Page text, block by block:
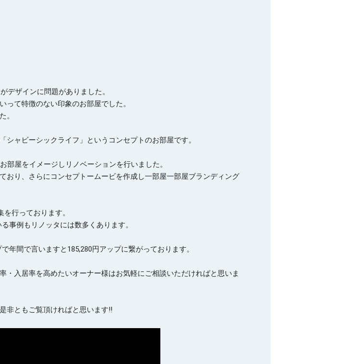
デザインに問題がありました。
って特徴のない印象のお部屋でした。
。
ャビーシックライフ」というコンセプトのお部屋です。
部屋をイメージしリノベーションを行いました。
おり、さらにコンセプトームービを作成し一部屋一部屋ブランディング
行っております。
事例もリノッタには数多くあります。
年間で言いますと185,280円アップに繋がっております。
・入居率を高めたいオーナー様はお気軽にご相談いただければと思いま
非ともご覧頂ければと思います!!